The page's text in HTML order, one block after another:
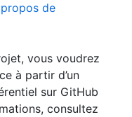
de
vous voudrez
à partir d’un
sur GitHub
consultez